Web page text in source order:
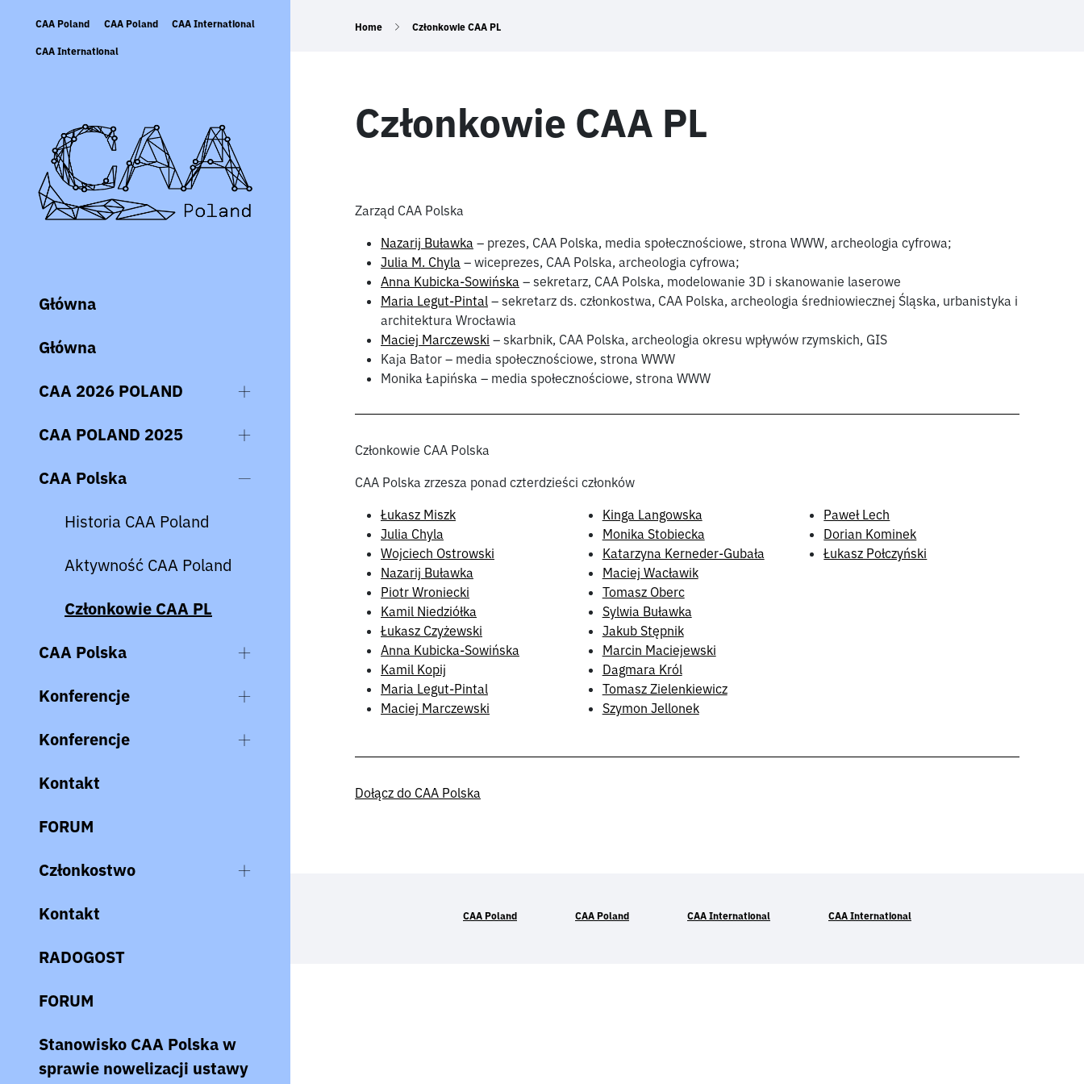
content
CAA Poland CAA Poland CAA International
CAA International
Główna
Główna
CAA 2026 POLAND
CAA POLAND 2025
CAA Polska
Historia CAA Poland
Aktywność CAA Poland
Członkowie CAA PL
CAA Polska
Konferencje
Konferencje
Kontakt
FORUM
Członkostwo
Kontakt
RADOGOST
FORUM
Stanowisko CAA Polska w
sprawie nowelizacji ustawy
Home Członkowie CAA PL
Członkowie CAA PL
Zarząd CAA Polska
Nazarij Buławka – prezes, CAA Polska, media społecznościowe, strona WWW, archeologia cyfrowa;
Julia M. Chyla – wiceprezes, CAA Polska, archeologia cyfrowa;
Anna Kubicka-Sowińska – sekretarz, CAA Polska, modelowanie 3D i skanowanie laserowe
Maria Legut-Pintal – sekretarz ds. członkostwa, CAA Polska, archeologia średniowiecznej Śląska, urbanistyka i
architektura Wrocławia
Maciej Marczewski – skarbnik, CAA Polska, archeologia okresu wpływów rzymskich, GIS
Kaja Bator – media społecznościowe, strona WWW
Monika Łapińska – media społecznościowe, strona WWW
Członkowie CAA Polska
CAA Polska zrzesza ponad czterdzieści członków
Łukasz Miszk
Julia Chyla
Wojciech Ostrowski
Nazarij Buławka
Piotr Wroniecki
Kamil Niedziółka
Łukasz Czyżewski
Anna Kubicka-Sowińska
Kamil Kopij
Maria Legut-Pintal
Maciej Marczewski
Kinga Langowska
Monika Stobiecka
Katarzyna Kerneder-Gubała
Maciej Wacławik
Tomasz Oberc
Sylwia Buławka
Jakub Stępnik
Marcin Maciejewski
Dagmara Król
Tomasz Zielenkiewicz
Szymon Jellonek
Paweł Lech
Dorian Kominek
Łukasz Połczyński
Dołącz do CAA Polska
CAA Poland CAA Poland CAA International CAA International